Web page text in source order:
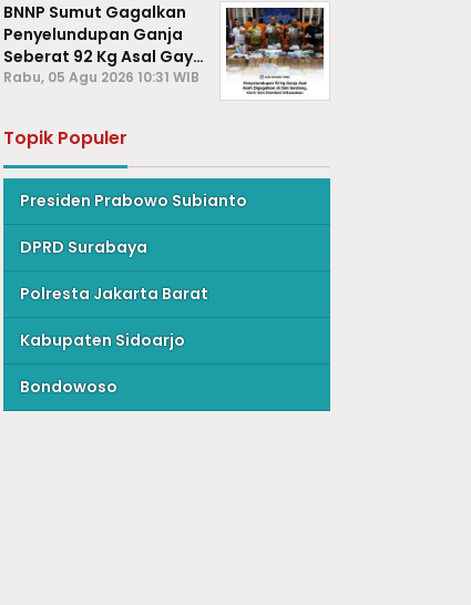
BNNP Sumut Gagalkan
Penyelundupan Ganja
Seberat 92 Kg Asal Gayo
Lues, Aceh.
Rabu, 05 Agu 2026 10:31 WIB
Topik Populer
Presiden Prabowo Subianto
DPRD Surabaya
Polresta Jakarta Barat
Kabupaten Sidoarjo
Bondowoso